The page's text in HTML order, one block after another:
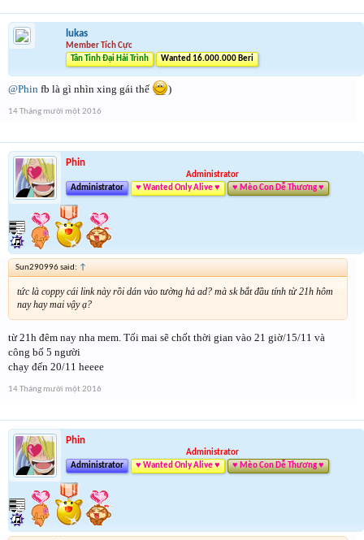
lukas
Member Tích Cực
Tân Tinh Đại Hải Trình
Wanted 16.000.000 Beri
@Phin fb là gì nhìn xing gái thế )
14 Tháng mười một 2016
Phin
Administrator
Administrator
♥ Wanted Only Alive ♥ ♥ Mèo Con Dễ Thương ♥
Sun290996 said: ↑
tức là coppy cái link này rồi dán vào tường hả ad? mà sk bắt đầu tính từ 21h hôm
nay hay mai vậy ạ?
từ 21h đêm nay nha mem. Tối mai sẽ chốt thời gian vào 21 giờ/15/11 và
công bố 5 người
chạy đến 20/11 heeee
14 Tháng mười một 2016
Phin
Administrator
Administrator
♥ Wanted Only Alive ♥ ♥ Mèo Con Dễ Thương ♥